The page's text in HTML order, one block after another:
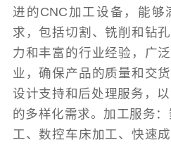
进的CNC加工设备，能
求，包括切割、铣削和钻
力和丰富的行业经验，广
业，确保产品的质量和交
设计支持和后处理服务，
的多样化需求。加工服务
工、数控车床加工、快速